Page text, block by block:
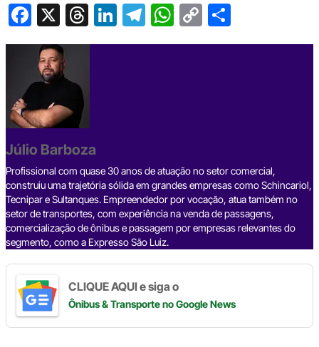
F
a
c
e
b
o
o
k
X T
hr
s
Li
n
T
el
W
h
C
o
S
h
Júlio Barboza
Profissional com quase 30 anos de atuação no setor comercial,
construiu uma trajetória sólida em grandes empresas como Schincariol,
Tecnipar e Sultanques. Empreendedor por vocação, atua também no
setor de transportes, com experiência na venda de passagens,
comercialização de ônibus e passagem por empresas relevantes do
segmento, como a Expresso São Luiz.
CLIQUE AQUI e siga o
Ônibus & Transporteno Google News